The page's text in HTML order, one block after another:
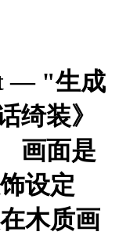
— "生成
绮装》
画面是
设定
木质画